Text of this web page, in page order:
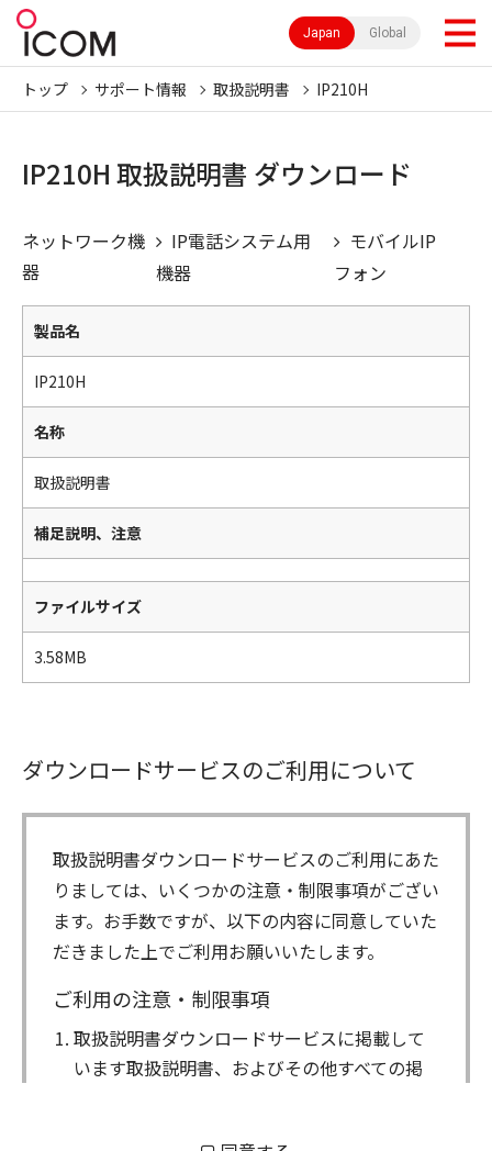
Japan Global
トップ サポート情報 取扱説明書 IP210H
IP210H 取扱説明書 ダウンロード
ネットワーク機
器
IP電話システム用
機器
モバイルIP
フォン
製品名
IP210H
名称
取扱説明書
補足説明、注意
ファイルサイズ
3.58MB
ダウンロードサービスのご利用について
取扱説明書ダウンロードサービスのご利用にあた
りましては、いくつかの注意・制限事項がござい
ます。お手数ですが、以下の内容に同意していた
だきました上でご利用お願いいたします。
ご利用の注意・制限事項
取扱説明書ダウンロードサービスに掲載して
います取扱説明書、およびその他すべての掲